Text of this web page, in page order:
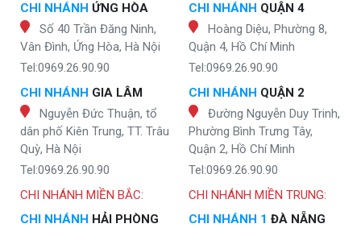
CHI NHÁNH ỨNG HÒA
Số 40 Trần Đăng Ninh,
Vân Đình, Ứng Hòa, Hà Nội
Tel:0969.26.90.90
CHI NHÁNH GIA LÂM
Nguyễn Đức Thuận, tổ
dân phố Kiên Trung, TT. Trâu
Quỳ, Hà Nội
Tel:0969.26.90.90
CHI NHÁNH QUẬN 4
Hoàng Diệu, Phường 8,
Quận 4, Hồ Chí Minh
Tel:0969.26.90.90
CHI NHÁNH QUẬN 2
Đường Nguyễn Duy Trinh,
Phường Bình Trưng Tây,
Quận 2, Hồ Chí Minh
Tel:0969.26.90.90
CHI NHÁNH MIỀN BẮC:
CHI NHÁNH HẢI PHÒNG
CHI NHÁNH MIỀN TRUNG:
CHI NHÁNH 1 ĐÀ NẴNG